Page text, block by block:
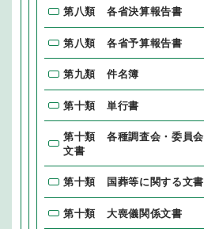
第八類 各省決算報告書
第八類 各省予算報告書
第九類 件名簿
第十類 単行書
第十類 各種調査会・委員会
文書
第十類 国葬等に関する文書
第十類 大喪儀関係文書